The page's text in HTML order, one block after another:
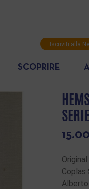
Iscriviti alla
SCOPRIRE
15.00
Coplas
Alberto